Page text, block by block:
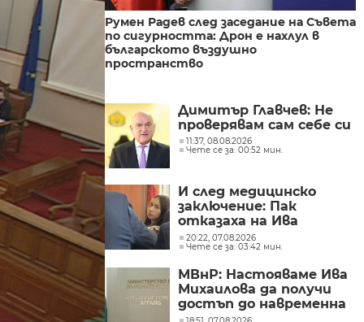
Румен Радев след заседание на Съвета
по сигурността: Дрон е нахлул в
българското въздушно
пространство
Димитър Главчев: Не
проверявам сам себе си
11:37, 08.08.2026
Чете се за: 00:52 мин.
И след медицинско
заключение: Пак
отказаха на Ива
Михайлова да се лекува
в България
20:22, 07.08.2026
Чете се за: 03:42 мин.
МВнР: Настояваме Ива
Михаилова да получи
достъп до навременна
и адекватна